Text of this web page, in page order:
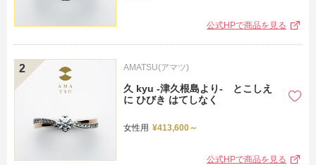
公式HPで商品を見る
AMATSU(アマツ)
久 kyu -津久根島より- とこしえ
に ひびき はてしなく
女性用 ¥413,600～
公式HPで商品を見る